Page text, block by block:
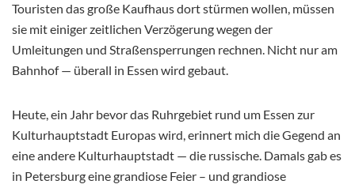
Touristen das große Kaufhaus dort stürmen wollen, müssen
sie mit einiger zeitlichen Verzögerung wegen der
Umleitungen und Straßensperrungen rechnen. Nicht nur am
Bahnhof — überall in Essen wird gebaut.
Heute, ein Jahr bevor das Ruhrgebiet rund um Essen zur
Kulturhauptstadt Europas wird, erinnert mich die Gegend an
eine andere Kulturhauptstadt — die russische. Damals gab es
in Petersburg eine grandiose Feier – und grandiose